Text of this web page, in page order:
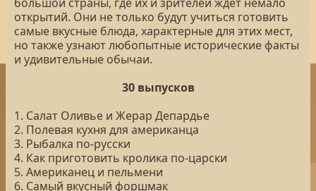
открытий. Они не только будут учиться готовить
самые вкусные блюда, характерные для этих мест,
но также узнают любопытные исторические факты
и удивительные обычаи.
30 выпусков
1. Салат Оливье и Жерар Депардье
2. Полевая кухня для американца
3. Рыбалка по-русски
4. Как приготовить кролика по-царски
5. Американец и пельмени
6. Самый вкусный форшмак